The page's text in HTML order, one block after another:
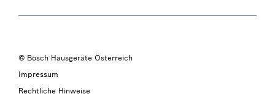
© Bosch Hausgeräte Österreich
Impressum
Rechtliche Hinweise